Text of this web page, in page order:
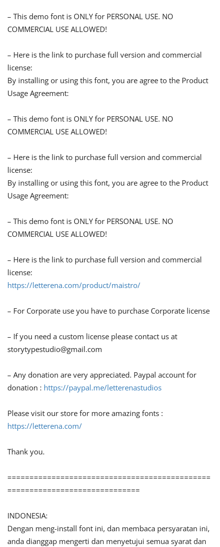
– This demo font is ONLY for PERSONAL USE. NO
COMMERCIAL USE ALLOWED!
– Here is the link to purchase full version and commercial
license:
By installing or using this font, you are agree to the Product
Usage Agreement:
– This demo font is ONLY for PERSONAL USE. NO
COMMERCIAL USE ALLOWED!
– Here is the link to purchase full version and commercial
license:
By installing or using this font, you are agree to the Product
Usage Agreement:
– This demo font is ONLY for PERSONAL USE. NO
COMMERCIAL USE ALLOWED!
– Here is the link to purchase full version and commercial
license:
https://letterena.com/product/maistro/
– For Corporate use you have to purchase Corporate license
– If you need a custom license please contact us at
storytypestudio@gmail.com
– Any donation are very appreciated. Paypal account for
donation : https://paypal.me/letterenastudios
Please visit our store for more amazing fonts :
https://letterena.com/
Thank you.
==============================================
==============================
INDONESIA:
Dengan meng-install font ini, dan membaca persyaratan ini,
anda dianggap mengerti dan menyetujui semua syarat dan